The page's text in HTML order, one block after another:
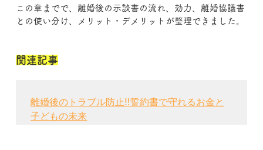
この章までで、離婚後の示談書の流れ、効力、離婚協議書
との使い分け、メリット・デメリットが整理できました。
関連記事
離婚後のトラブル防止‼誓約書で守れるお金と
子どもの未来